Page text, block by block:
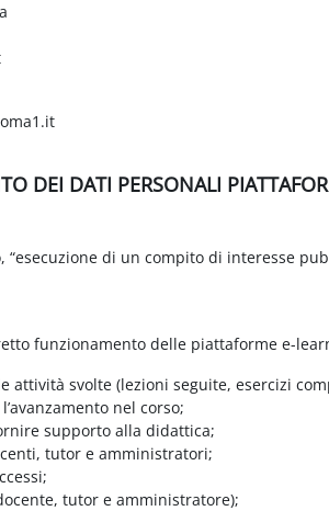
DEI DATI PERSONALI
“esecuzione di un compito di interesse
funzionamento delle piattaforme e-
attività svolte (lezioni seguite, esercizi
nel corso;
supporto alla didattica;
tutor e amministratori;
tutor e amministratore);